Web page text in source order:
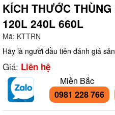
KÍCH THƯỚC
120L 240L 660L
Mã: KTTRN
Hãy là người đầu tiên đánh giá
Giá: Liên hệ
Miền Bắc
0981 228 766